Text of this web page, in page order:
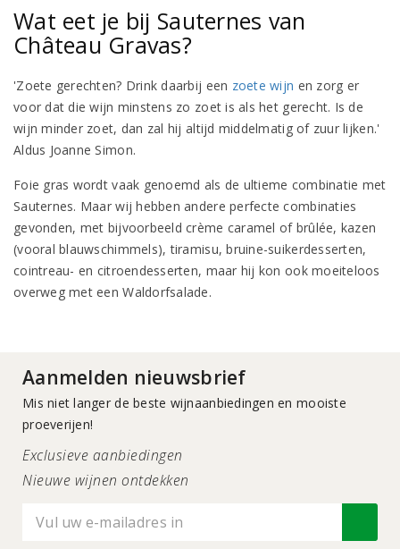
Wat eet je bij Sauternes van
Château Gravas?
'Zoete gerechten? Drink daarbij een zoete wijn en zorg er
voor dat die wijn minstens zo zoet is als het gerecht. Is de
wijn minder zoet, dan zal hij altijd middelmatig of zuur lijken.'
Aldus Joanne Simon.
Foie gras wordt vaak genoemd als de ultieme combinatie met
Sauternes. Maar wij hebben andere perfecte combinaties
gevonden, met bijvoorbeeld crème caramel of brûlée, kazen
(vooral blauwschimmels), tiramisu, bruine-suikerdesserten,
cointreau- en citroendesserten, maar hij kon ook moeiteloos
overweg met een Waldorfsalade.
Aanmelden nieuwsbrief
Mis niet langer de beste wijnaanbiedingen en mooiste
proeverijen!
Exclusieve aanbiedingen
Nieuwe wijnen ontdekken